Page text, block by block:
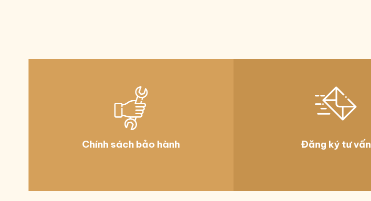
EVO75 dành cho các dịch vụ giặt nhỏ
Dual Digital Control dành cho các cơ sở giặt riêng OPL
Chính sách bảo hành Đăng ký tư vấn